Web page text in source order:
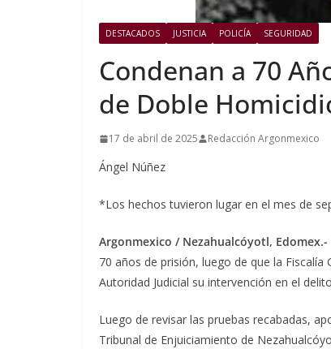
DESTACADOS JUSTICIA POLICÍA SEGURIDAD
Condenan a 70
de Doble
17 de abril de 2025 Redacción Argonmexico
Ángel Núñez
*Los hechos tuvieron lugar en el mes de
Argonmexico / Nezahualcóyotl, Edomex.-
70 años de prisión, luego de que la Fiscalía
Autoridad Judicial su intervención en el
Luego de revisar las pruebas recabadas,
Tribunal de Enjuiciamiento de